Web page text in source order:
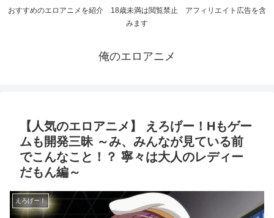
おすすめのエロアニメを紹介 18歳未満は閲覧禁止 アフィリエイト広告を含
みます
俺のエロアニメ
【人気のエロアニメ】 えろげー！Hもゲー
ムも開発三昧 ～み、みんなが見ている前
でこんなこと！？ 寧々は大人のレディー
だもん編～
えろげー！